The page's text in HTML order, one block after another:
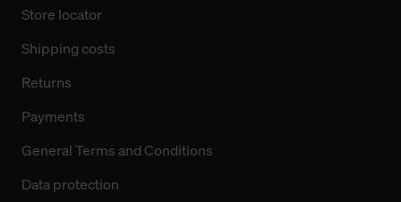
Store locator
Shipping costs
Returns
Payments
General Terms and Conditions
Data protection